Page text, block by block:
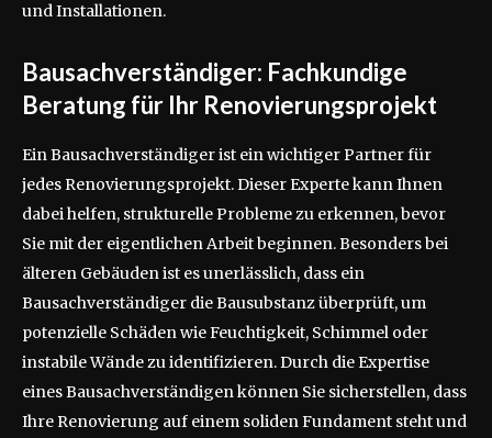
und Installationen.
Bausachverständiger: Fachkundige
Beratung für Ihr Renovierungsprojekt
Ein Bausachverständiger ist ein wichtiger Partner für
jedes Renovierungsprojekt. Dieser Experte kann Ihnen
dabei helfen, strukturelle Probleme zu erkennen, bevor
Sie mit der eigentlichen Arbeit beginnen. Besonders bei
älteren Gebäuden ist es unerlässlich, dass ein
Bausachverständiger die Bausubstanz überprüft, um
potenzielle Schäden wie Feuchtigkeit, Schimmel oder
instabile Wände zu identifizieren. Durch die Expertise
eines Bausachverständigen können Sie sicherstellen, dass
Ihre Renovierung auf einem soliden Fundament steht und